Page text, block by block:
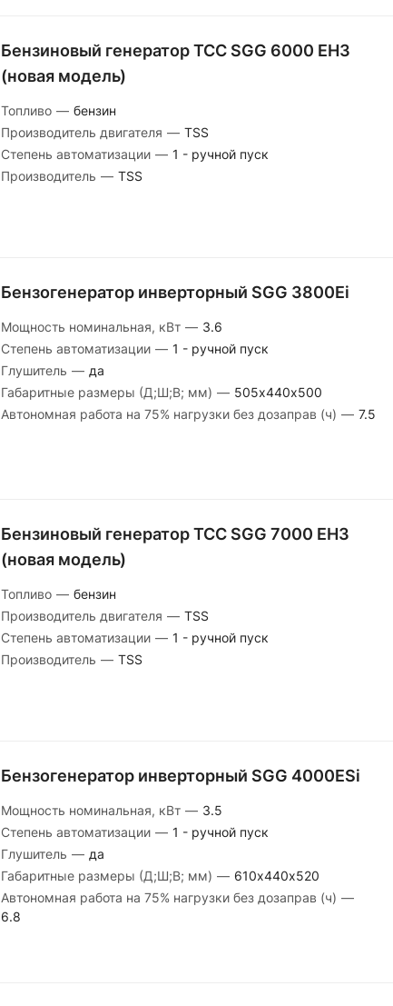
Бензиновый генератор ТСС SGG 6000 EH3
(новая модель)
Топливо — бензин
Производитель двигателя — TSS
Степень автоматизации — 1 - ручной пуск
Производитель — TSS
Бензогенератор инверторный SGG 3800Ei
Мощность номинальная, кВт — 3.6
Степень автоматизации — 1 - ручной пуск
Глушитель — да
Габаритные размеры (Д;Ш;В; мм) — 505х440х500
Автономная работа на 75% нагрузки без дозаправ (ч) — 7.5
Бензиновый генератор ТСС SGG 7000 EH3
(новая модель)
Топливо — бензин
Производитель двигателя — TSS
Степень автоматизации — 1 - ручной пуск
Производитель — TSS
Бензогенератор инверторный SGG 4000ESi
Мощность номинальная, кВт — 3.5
Степень автоматизации — 1 - ручной пуск
Глушитель — да
Габаритные размеры (Д;Ш;В; мм) — 610х440х520
Автономная работа на 75% нагрузки без дозаправ (ч) —
6.8